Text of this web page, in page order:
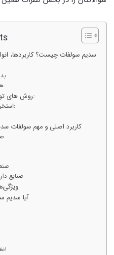
سدیم سولفات چیست؟ کاربردها،
روش‌ های تولید این ترکیب معدنی:
استخراج از منابع طبیعی:
5 کاربرد اصلی و مهم سولفات
4.
5. صنایع
آیا سدیم
نظر شما چیست؟!